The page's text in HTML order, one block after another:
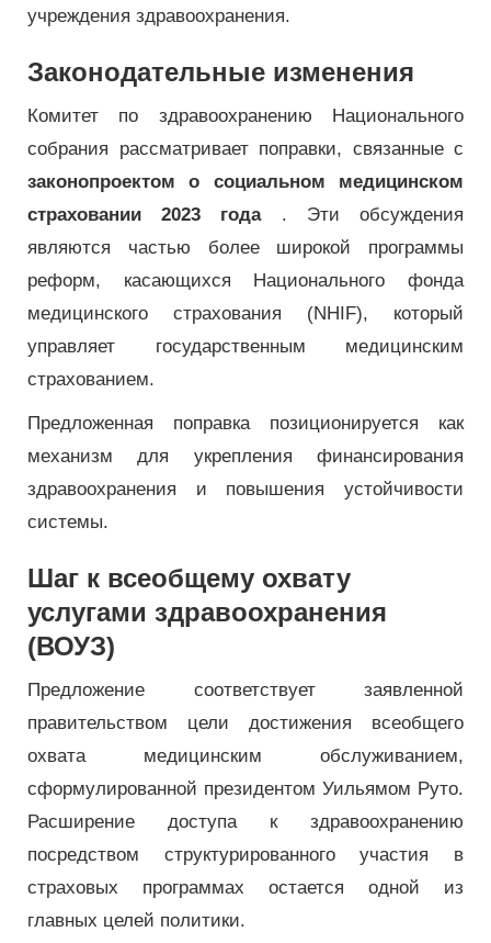
учреждения здравоохранения.
Законодательные изменения
Комитет по здравоохранению Национального
собрания рассматривает поправки, связанные с
законопроектом о социальном медицинском
страховании 2023 года. Эти обсуждения
являются частью более широкой программы
реформ, касающихся Национального фонда
медицинского страхования (NHIF), который
управляет государственным медицинским
страхованием.
Предложенная поправка позиционируется как
механизм для укрепления финансирования
здравоохранения и повышения устойчивости
системы.
Шаг к всеобщему охвату
услугами здравоохранения
(ВОУЗ)
Предложение соответствует заявленной
правительством цели достижения всеобщего
охвата медицинским обслуживанием,
сформулированной президентом Уильямом Руто.
Расширение доступа к здравоохранению
посредством структурированного участия в
страховых программах остается одной из
главных целей политики.